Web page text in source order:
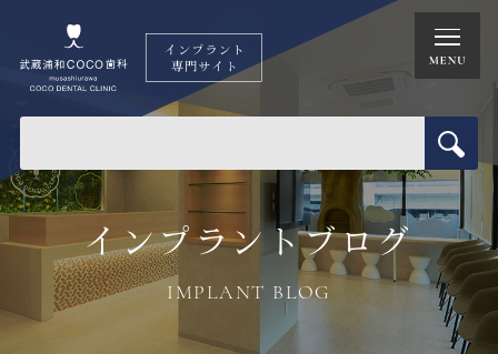
インプラントブログ
IMPLANT BLOG